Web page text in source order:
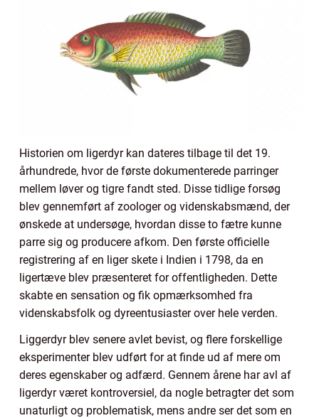
Historien om ligerdyr kan dateres tilbage til det 19.
århundrede, hvor de første dokumenterede parringer
mellem løver og tigre fandt sted. Disse tidlige forsøg
blev gennemført af zoologer og videnskabsmænd, der
ønskede at undersøge, hvordan disse to fætre kunne
parre sig og producere afkom. Den første officielle
registrering af en liger skete i Indien i 1798, da en
ligertæve blev præsenteret for offentligheden. Dette
skabte en sensation og fik opmærksomhed fra
videnskabsfolk og dyreentusiaster over hele verden.
Liggerdyr blev senere avlet bevist, og flere forskellige
eksperimenter blev udført for at finde ud af mere om
deres egenskaber og adfærd. Gennem årene har avl af
ligerdyr været kontroversiel, da nogle betragter det som
unaturligt og problematisk, mens andre ser det som en